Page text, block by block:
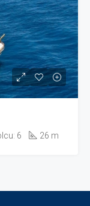
6 26 m